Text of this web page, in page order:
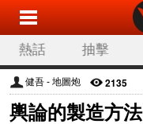
熱話 抽擊
健吾 - 地圖炮 2135
輿論的製造方法